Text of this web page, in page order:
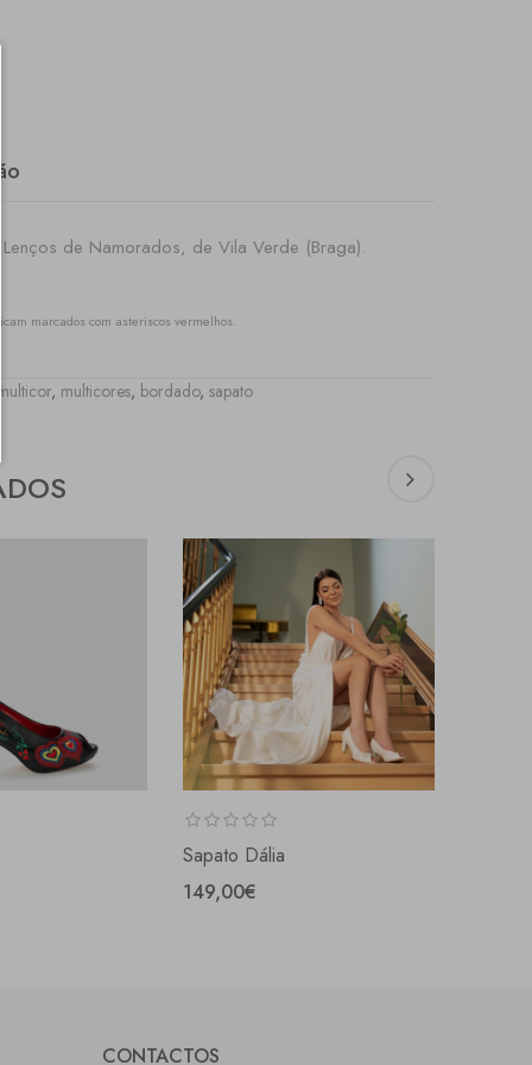
de Namorados, de Vila Verde (Braga).
marcados com asteriscos vermelhos.
multicor, multicores, bordado,sapato
Sapato Dália
149,00€
CONTACTOS